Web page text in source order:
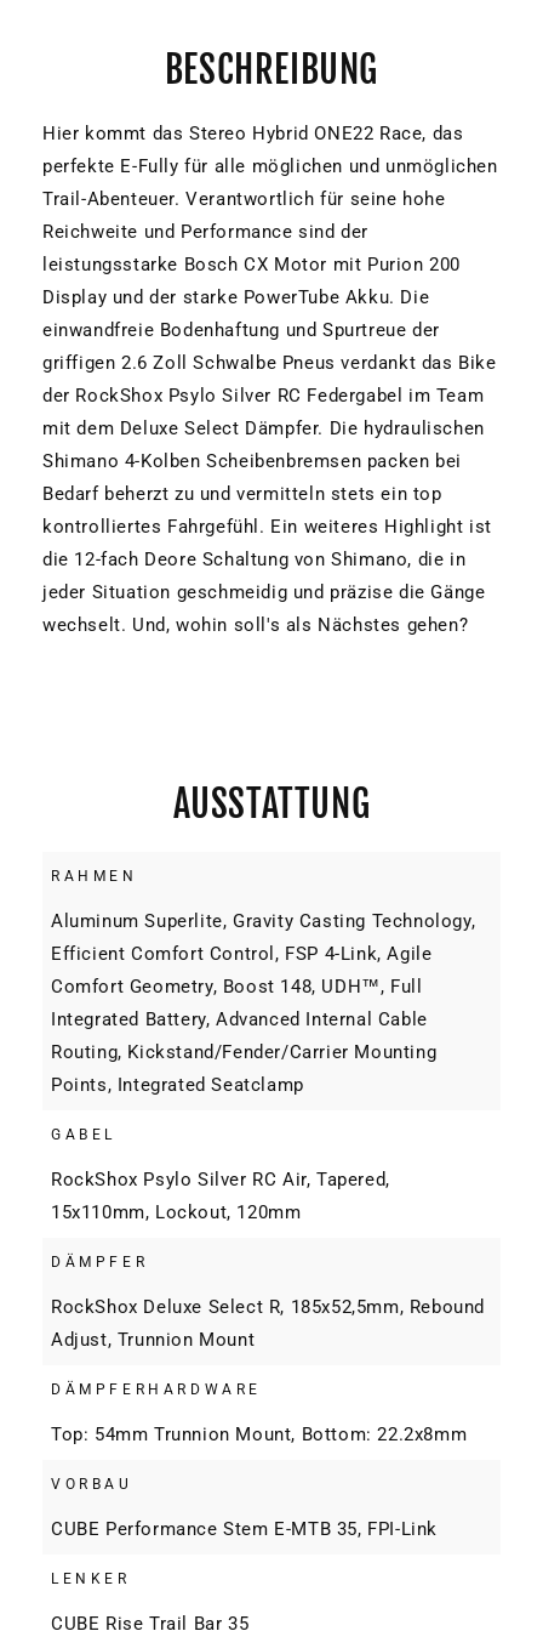
BESCHREIBUNG
Hier kommt das Stereo Hybrid ONE22 Race, das
perfekte E-Fully für alle möglichen und unmöglichen
Trail-Abenteuer. Verantwortlich für seine hohe
Reichweite und Performance sind der
leistungsstarke Bosch CX Motor mit Purion 200
Display und der starke PowerTube Akku. Die
einwandfreie Bodenhaftung und Spurtreue der
griffigen 2.6 Zoll Schwalbe Pneus verdankt das Bike
der RockShox Psylo Silver RC Federgabel im Team
mit dem Deluxe Select Dämpfer. Die hydraulischen
Shimano 4-Kolben Scheibenbremsen packen bei
Bedarf beherzt zu und vermitteln stets ein top
kontrolliertes Fahrgefühl. Ein weiteres Highlight ist
die 12-fach Deore Schaltung von Shimano, die in
jeder Situation geschmeidig und präzise die Gänge
wechselt. Und, wohin soll's als Nächstes gehen?
AUSSTATTUNG
RAHMEN
Aluminum Superlite, Gravity Casting Technology,
Efficient Comfort Control, FSP 4-Link, Agile
Comfort Geometry, Boost 148, UDH™, Full
Integrated Battery, Advanced Internal Cable
Routing, Kickstand/Fender/Carrier Mounting
Points, Integrated Seatclamp
GABEL
RockShox Psylo Silver RC Air, Tapered,
15x110mm, Lockout, 120mm
DÄMPFER
RockShox Deluxe Select R, 185x52,5mm, Rebound
Adjust, Trunnion Mount
DÄMPFERHARDWARE
Top: 54mm Trunnion Mount, Bottom: 22.2x8mm
VORBAU
CUBE Performance Stem E-MTB 35, FPI-Link
LENKER
CUBE Rise Trail Bar 35